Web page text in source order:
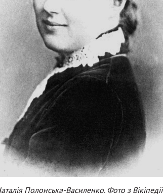
Полонська-Василенко. Фото з Вікіпедії